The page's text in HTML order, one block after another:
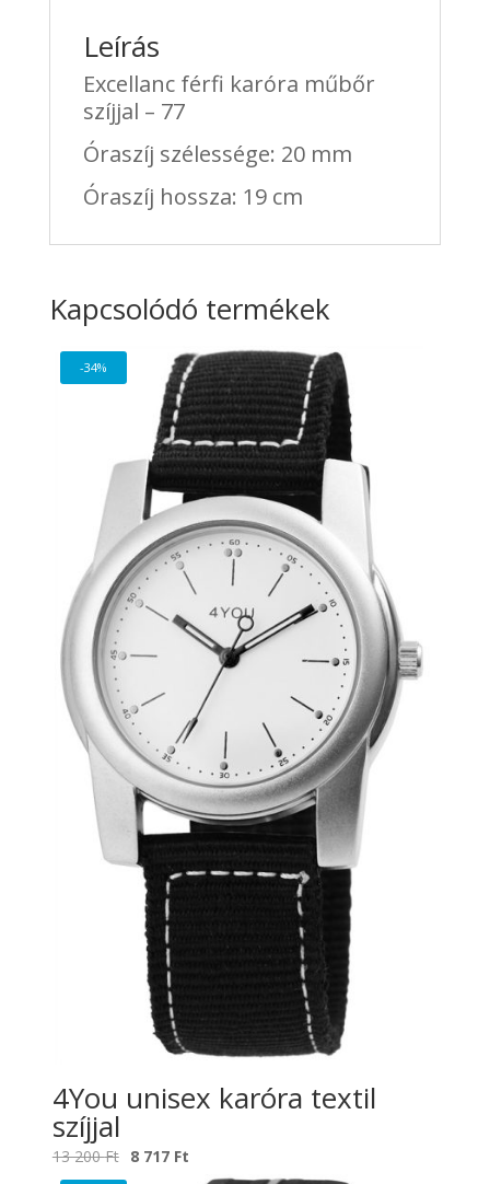
Leírás
Excellanc férfi karóra műbőr
szíjjal – 77
Óraszíj szélessége: 20 mm
Óraszíj hossza: 19 cm
Kapcsolódó termékek
-34%
4You unisex karóra textil
szíjjal
13 200Ft Original
price
8 717 Ft
price